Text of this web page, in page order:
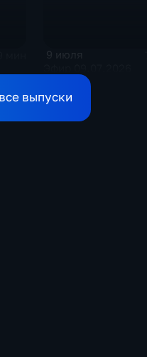
9 июля
выпуски